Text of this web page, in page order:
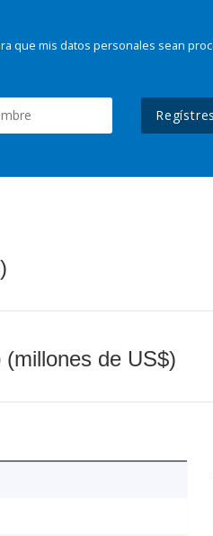
que mis datos personales sean
de US$)